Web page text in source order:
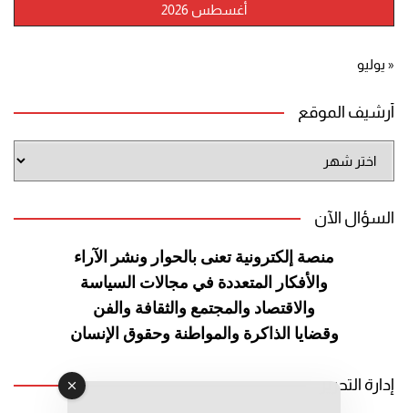
أغسطس 2026
« يوليو
أرشيف الموقع
الموقع
السؤال الآن
منصة إلكترونية تعنى بالحوار ونشر الآراء
والأفكار المتعددة في مجالات السياسة
والاقتصاد والمجتمع والثقافة والفن
وقضايا الذاكرة والمواطنة وحقوق الإنسان
إدارة التحرير